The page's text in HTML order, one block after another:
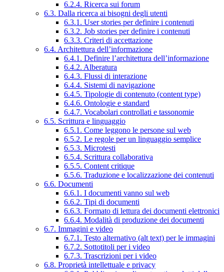
6.2.4. Ricerca sui forum
6.3. Dalla ricerca ai bisogni degli utenti
6.3.1. User stories per definire i contenuti
6.3.2. Job stories per definire i contenuti
6.3.3. Criteri di accettazione
6.4. Architettura dell’informazione
6.4.1. Definire l’architettura dell’informazione
6.4.2. Alberatura
6.4.3. Flussi di interazione
6.4.4. Sistemi di navigazione
6.4.5. Tipologie di contenuto (content type)
6.4.6. Ontologie e standard
6.4.7. Vocabolari controllati e tassonomie
6.5. Scrittura e linguaggio
6.5.1. Come leggono le persone sul web
6.5.2. Le regole per un linguaggio semplice
6.5.3. Microtesti
6.5.4. Scrittura collaborativa
6.5.5. Content critique
6.5.6. Traduzione e localizzazione dei contenuti
6.6. Documenti
6.6.1. I documenti vanno sul web
6.6.2. Tipi di documenti
6.6.3. Formato di lettura dei documenti elettronici
6.6.4. Modalità di produzione dei documenti
6.7. Immagini e video
6.7.1. Testo alternativo (alt text) per le immagini
6.7.2. Sottotitoli per i video
6.7.3. Trascrizioni per i video
6.8. Proprietà intellettuale e privacy